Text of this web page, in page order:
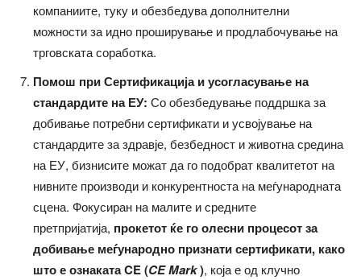
компаниите, туку и обезбедува дополнителни
можности за идно проширување и продлабочување на
трговската соработка.
Помош при Сертификација и усогласување на
стандардите на ЕУ: Со обезбедување поддршка за
добивање потребни сертификати и усвојување на
стандардите за здравје, безбедност и животна средина
на ЕУ, бизнисите можат да го подобрат квалитетот на
нивните производи и конкурентноста на меѓународната
сцена. Фокусиран на малите и средните
претпријатија, прокетот ќе го олесни процесот за
добивање меѓународно признати сертификати, како
што е ознаката CE (CE Mark), која е од клучно